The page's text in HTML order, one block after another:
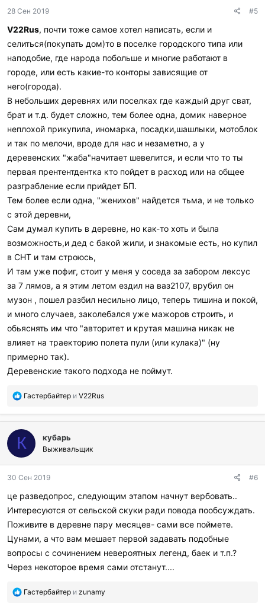
а
р
и
л
и
28 Сен 2019 #5
V22Rus, почти тоже самое хотел написать, если и
селиться(покупать дом)то в поселке городского типа или
наподобие, где народа побольше и многие работают в
городе, или есть какие-то конторы зависящие от
него(города).
В небольших деревнях или поселках где каждый друг сват,
брат и т.д. будет сложно, тем более одна, домик наверное
неплохой прикупила, иномарка, посадки,шашлыки, мотоблок
и так по мелочи, вроде для нас и незаметно, а у
деревенских "жаба"начитает шевелится, и если что то ты
первая прентентдентка кто пойдет в расход или на общее
разграбление если прийдет БП.
Тем более если одна, "женихов" найдется тьма, и не только
с этой деревни,
Сам думал купить в деревне, но как-то хоть и была
возможность,и дед с бакой жили, и знакомые есть, но купил
в СНТ и там строюсь,
И там уже пофиг, стоит у меня у соседа за забором лексус
за 7 лямов, а я этим летом ездил на ваз2107, врубил он
музон , пошел разбил несильно лицо, теперь тишина и покой,
и много случаев, заколебался уже мажоров строить, и
обьяснять им что "авторитет и крутая машина никак не
влияет на траекторию полета пули (или кулака)" (ну
примерно так).
Деревенские такого подхода не поймут.
П
б
а
г
о
а
и
л
и
Гастербайтер и V22Rus
К кубарь
Выживальщик
30 Сен 2019 #6
це разведопрос, следующим этапом начнут вербовать..
Интересуются от сельской скуки ради повода пообсуждать.
Поживите в деревне пару месяцев- сами все поймете.
Цунами, а что вам мешает первой задавать подобные
вопросы с сочинением невероятных легенд, баек и т.п.?
Через некоторое время сами отстанут....
П
Гастербайтер и zunamy